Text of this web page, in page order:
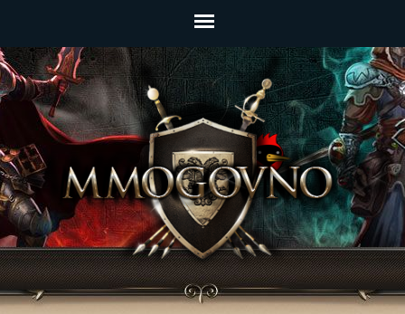
Главное
меню
Jump to navigation